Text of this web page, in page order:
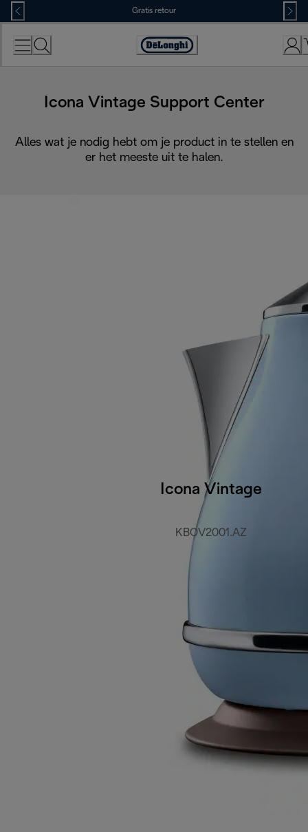
Skip
to
Content
Gratis retour
Accessibility
Icona Vintage Support Center
Alles wat je nodig hebt om je product in te stellen en
er het meeste uit te halen.
Icona Vintage
KBOV2001.AZ